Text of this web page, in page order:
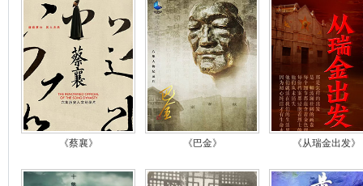
《蔡襄》 《巴金》 《从瑞金出发》